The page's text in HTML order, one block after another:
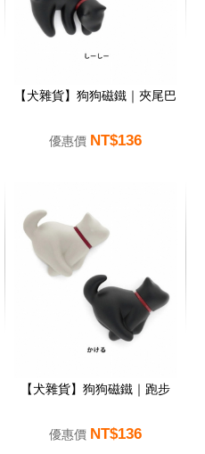
【犬雜貨】狗狗磁鐵｜夾尾巴
優惠價 NT$136
【犬雜貨】狗狗磁鐵｜跑步
優惠價 NT$136